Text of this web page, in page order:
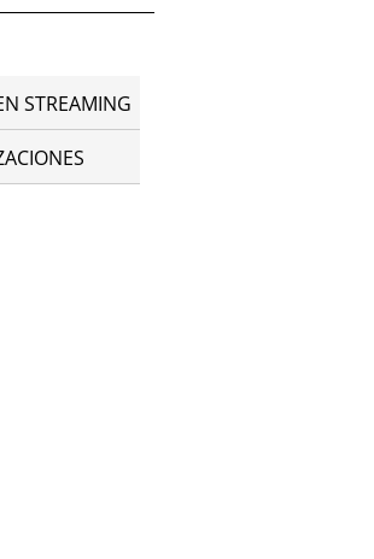
STREAMING